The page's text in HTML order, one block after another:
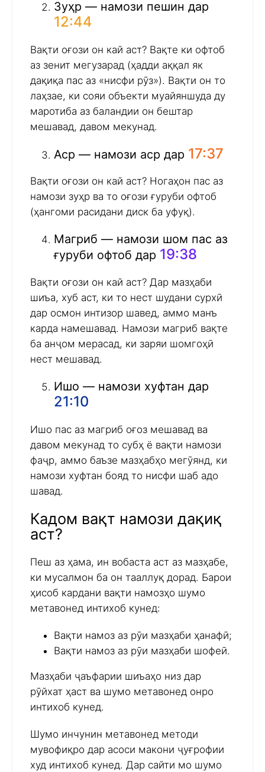
Зуҳр — намози пешин дар
12:44
Вақти оғози он кай аст? Вақте ки офтоб
аз зенит мегузарад (ҳадди аққал як
дақиқа пас аз «нисфи рӯз»). Вақти он то
лаҳзае, ки сояи объекти муайяншуда ду
маротиба аз баландии он бештар
мешавад, давом мекунад.
Аср — намози аср дар 17:37
Вақти оғози он кай аст? Ногаҳон пас аз
намози зуҳр ва то оғози ғуруби офтоб
(ҳангоми расидани диск ба уфуқ).
Магриб — намози шом пас аз
ғуруби офтоб дар 19:38
Вақти оғози он кай аст? Дар мазҳаби
шиъа, хуб аст, ки то нест шудани сурхӣ
дар осмон интизор шавед, аммо манъ
карда намешавад. Намози магриб вақте
ба анҷом мерасад, ки заряи шомгоҳӣ
нест мешавад.
Ишо — намози хуфтан дар
21:10
Ишо пас аз магриб оғоз мешавад ва
давом мекунад то субҳ ё вақти намози
фаҷр, аммо баъзе мазҳабҳо мегӯянд, ки
намози хуфтан бояд то нисфи шаб адо
шавад.
Кадом вақт намози дақиқ
аст?
Пеш аз ҳама, ин вобаста аст аз мазҳабе,
ки мусалмон ба он тааллуқ дорад. Барои
ҳисоб кардани вақти намозҳо шумо
метавонед интихоб кунед:
Вақти намоз аз рӯи мазҳаби ҳанафӣ;
Вақти намоз аз рӯи мазҳаби шофеӣ.
Мазҳаби ҷаъфарии шиъаҳо низ дар
рӯйхат ҳаст ва шумо метавонед онро
интихоб кунед.
Шумо инчунин метавонед методи
мувофиқро дар асоси макони ҷуғрофии
худ интихоб кунед. Дар сайти мо шумо